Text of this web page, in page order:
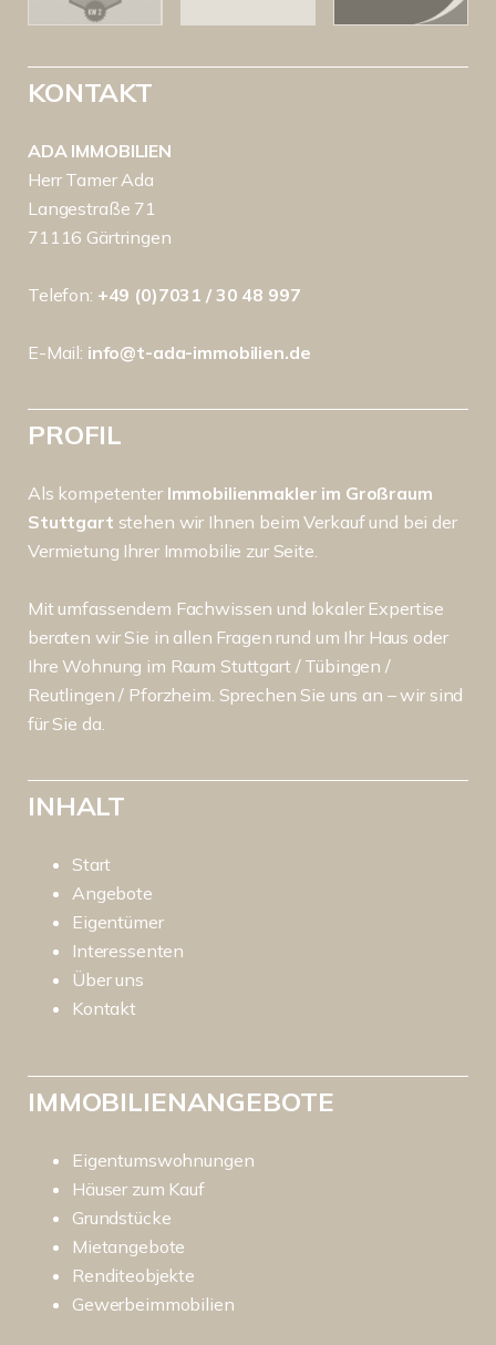
KONTAKT
ADA IMMOBILIEN
Herr Tamer Ada
Langestraße 71
71116 Gärtringen
Telefon: +49 (0)7031 / 30 48 997
E-Mail: info@t-ada-immobilien.de
PROFIL
Als kompetenter Immobilienmakler im Großraum
Stuttgart stehen wir Ihnen beim Verkauf und bei der
Vermietung Ihrer Immobilie zur Seite.
Mit umfassendem Fachwissen und lokaler Expertise
beraten wir Sie in allen Fragen rund um Ihr Haus oder
Ihre Wohnung im Raum Stuttgart / Tübingen /
Reutlingen / Pforzheim. Sprechen Sie uns an – wir sind
für Sie da.
INHALT
Start
Angebote
Eigentümer
Interessenten
Über uns
Kontakt
IMMOBILIENANGEBOTE
Eigentumswohnungen
Häuser zum Kauf
Grundstücke
Mietangebote
Renditeobjekte
Gewerbeimmobilien